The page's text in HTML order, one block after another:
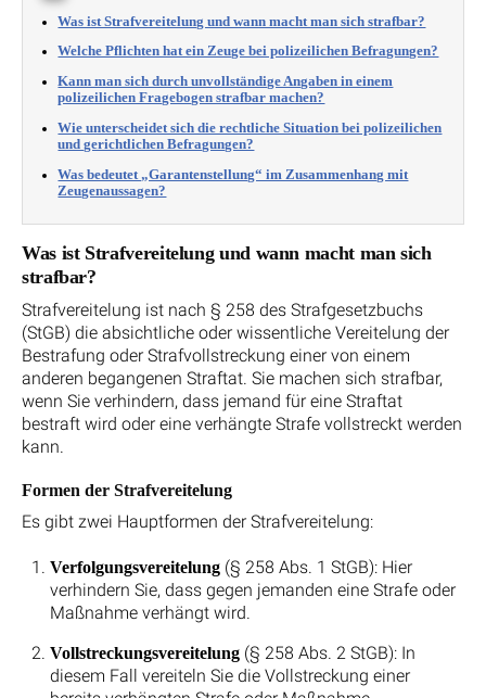
Was ist Strafvereitelung und wann macht man sich strafbar?
Welche Pflichten hat ein Zeuge bei polizeilichen Befragungen?
Kann man sich durch unvollständige Angaben in einem
polizeilichen Fragebogen strafbar machen?
Wie unterscheidet sich die rechtliche Situation bei polizeilichen
und gerichtlichen Befragungen?
Was bedeutet „Garantenstellung“ im Zusammenhang mit
Zeugenaussagen?
Was ist Strafvereitelung und wann macht man sich
strafbar?
Strafvereitelung ist nach § 258 des Strafgesetzbuchs
(StGB) die absichtliche oder wissentliche Vereitelung der
Bestrafung oder Strafvollstreckung einer von einem
anderen begangenen Straftat. Sie machen sich strafbar,
wenn Sie verhindern, dass jemand für eine Straftat
bestraft wird oder eine verhängte Strafe vollstreckt werden
kann.
Formen der Strafvereitelung
Es gibt zwei Hauptformen der Strafvereitelung:
Verfolgungsvereitelung(§ 258 Abs. 1 StGB): Hier
verhindern Sie, dass gegen jemanden eine Strafe oder
Maßnahme verhängt wird.
Vollstreckungsvereitelung(§ 258 Abs. 2 StGB): In
diesem Fall vereiteln Sie die Vollstreckung einer